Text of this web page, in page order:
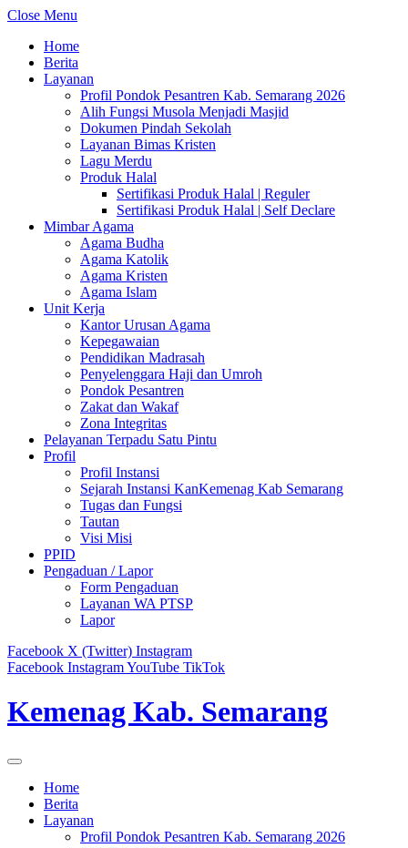
Close Menu
Home
Berita
Layanan
Profil Pondok Pesantren Kab. Semarang 2026
Alih Fungsi Musola Menjadi Masjid
Dokumen Pindah Sekolah
Layanan Bimas Kristen
Lagu Merdu
Produk Halal
Sertifikasi Produk Halal | Reguler
Sertifikasi Produk Halal | Self Declare
Mimbar Agama
Agama Budha
Agama Katolik
Agama Kristen
Agama Islam
Unit Kerja
Kantor Urusan Agama
Kepegawaian
Pendidikan Madrasah
Penyelenggara Haji dan Umroh
Pondok Pesantren
Zakat dan Wakaf
Zona Integritas
Pelayanan Terpadu Satu Pintu
Profil
Profil Instansi
Sejarah Instansi KanKemenag Kab Semarang
Tugas dan Fungsi
Tautan
Visi Misi
PPID
Pengaduan / Lapor
Form Pengaduan
Layanan WA PTSP
Lapor
Facebook X (Twitter) Instagram
Facebook InstagramYouTube TikTok
Kemenag Kab. Semarang
Home
Berita
Layanan
Profil Pondok Pesantren Kab. Semarang 2026